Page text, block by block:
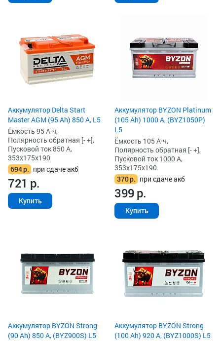
Аккумулятор Delta Start
Master AGM (95 Ah) 850 А, L5
Ёмкость 95 А·ч,
Полярность обратная [- +],
Пусковой ток 850 А,
353x175x190
694р. при сдаче акб
721 р.
Купить
Аккумулятор BYZON Platinum
(105 Ah) 1000 А, (BYZ1050P)
L5
Ёмкость 105 А·ч,
Полярность обратная [- +],
Пусковой ток 1000 А,
353x175x190
370р. при сдаче акб
399р.
Купить
Аккумулятор BYZON Strong
(90 Ah) 850 А, (BYZ900S) L5
Аккумулятор BYZON Strong
(100 Ah) 920 А, (BYZ1000S) L5